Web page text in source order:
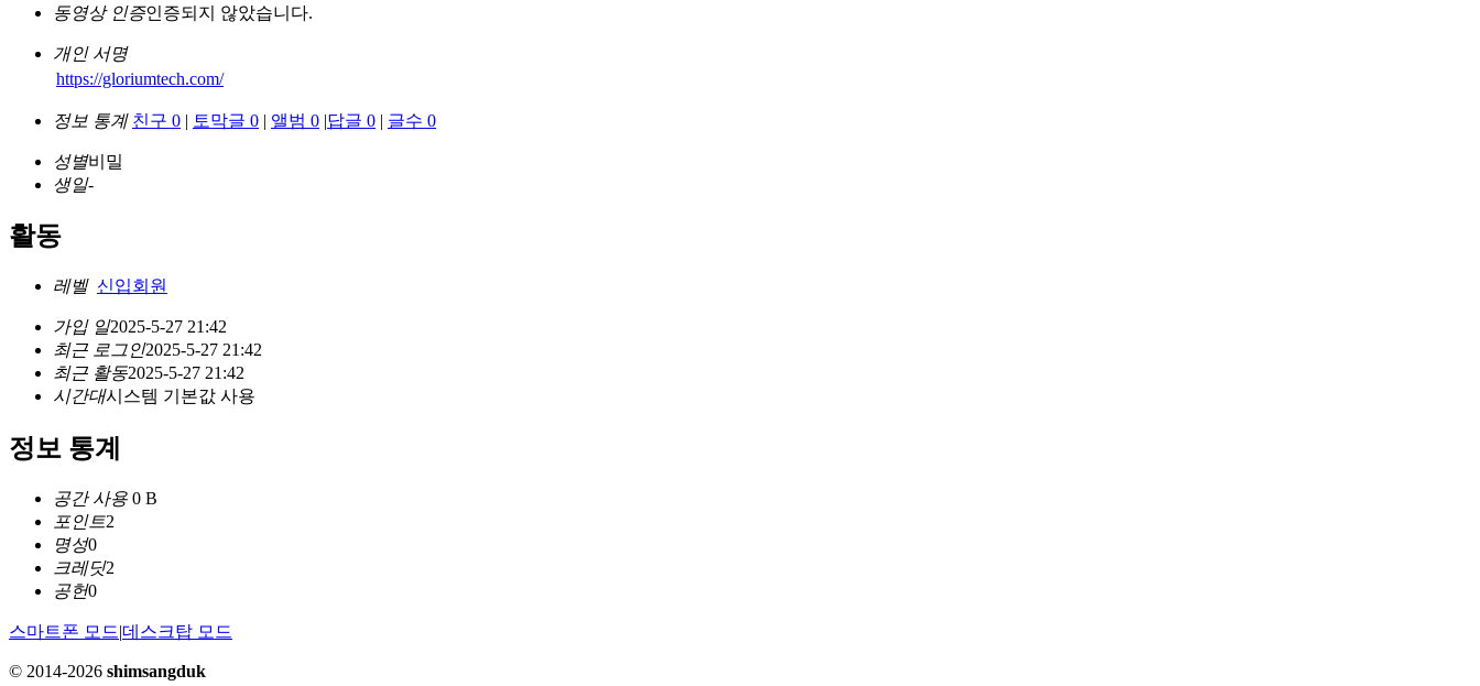
동영상 인증인증되지 않았습니다.
개인 서명
https://gloriumtech.com/
정보 통계 친구 0 | 토막글 0 | 앨범 0 |답글 0 | 글수 0
성별비밀
생일-
활동
레벨 신입회원
가입 일2025-5-27 21:42
최근 로그인2025-5-27 21:42
최근 활동2025-5-27 21:42
시간대시스템 기본값 사용
정보 통계
공간 사용 0 B
포인트2
명성0
크레딧2
공헌0
스마트폰 모드|데스크탑 모드
© 2014-2026 shimsangduk